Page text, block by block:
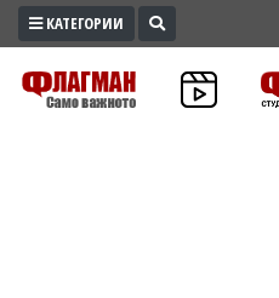
ПРОМО
ЗОНА
КАТЕГОРИИ